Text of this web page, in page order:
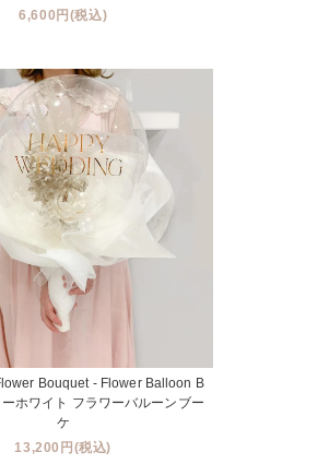
6,600円(税込)
Bouquet - Flower Balloon B
ホワイト フラワーバルーンブー
ケ
13,200円(税込)